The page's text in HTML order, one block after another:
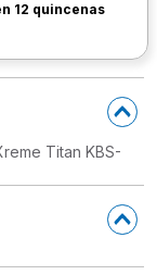
12 quincenas
Titan KBS-